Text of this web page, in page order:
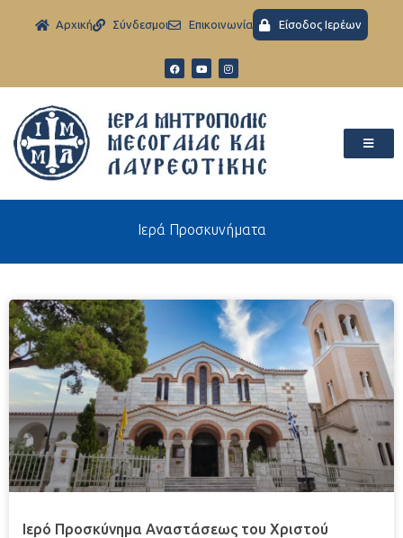
Aρχική Σύνδεσμοι Eπικοινωνία Είσοδος Ιερέων
Ιερά Προσκυνήματα
Ιερό Προσκύνημα Αναστάσεως του Χριστού